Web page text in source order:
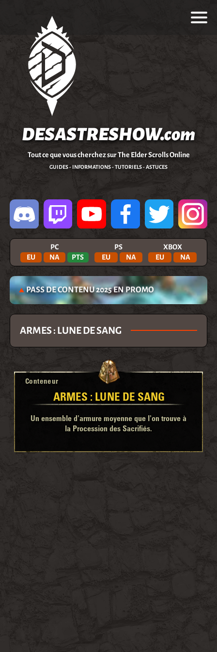
DESASTRESHOW.com
Tout ce que vous cherchez sur The Elder Scrolls Online
GUIDES - INFORMATIONS - TUTORIELS - ASTUCES
PC
EU
NA PTS
PS
EU
NA
XBOX
EU
NA
PASS DE CONTENU 2025 EN PROMO
ARMES : LUNE DE SANG
Conteneur
ARMES : LUNE DE SANG
Un ensemble d'armure moyenne que l'on trouve à
la Procession des Sacrifiés.